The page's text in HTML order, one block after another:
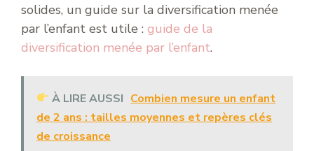
solides, un guide sur la diversification menée
par l’enfant est utile : guide de la
diversification menée par l’enfant.
À LIRE AUSSI Combien mesure un enfant
de 2 ans : tailles moyennes et repères clés
de croissance